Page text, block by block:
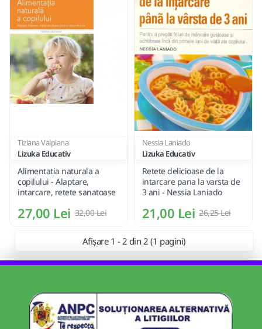
Tiziana Valpiana
Lizuka Educativ
Alimentatia naturala a
copilului - Alaptare,
intarcare, retete sanatoase
27,00 Lei 32,00 Lei
Nessia Laniado
Lizuka Educativ
Retete delicioase de la
intarcare pana la varsta de
3 ani - Nessia Laniado
21,00 Lei 26,25 Lei
Afișare 1 - 2 din 2 (1 pagini)